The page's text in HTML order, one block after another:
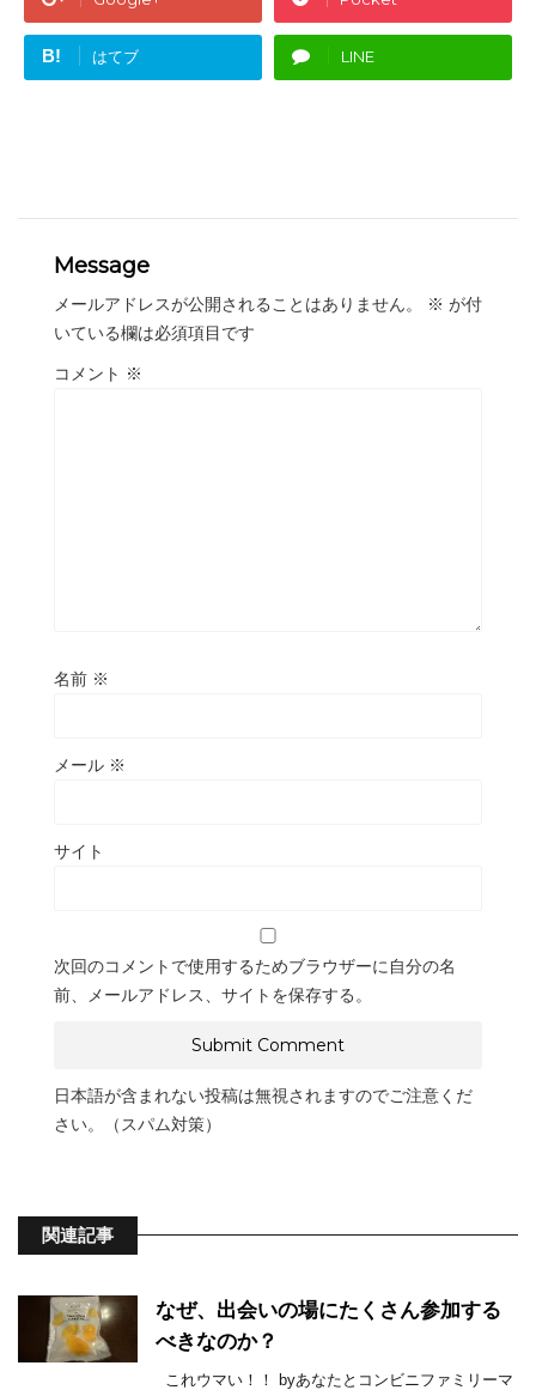
B! はてブ LINE
Message
メールアドレスが公開されることはありません。 ※ が付
いている欄は必須項目です
コメント ※
名前 ※
メール ※
サイト
次回のコメントで使用するためブラウザーに自分の名
前、メールアドレス、サイトを保存する。
日本語が含まれない投稿は無視されますのでご注意くだ
さい。（スパム対策）
関連記事
なぜ、出会いの場にたくさん参加する
べきなのか？
これウマい！！ byあなたとコンビニファミリーマ